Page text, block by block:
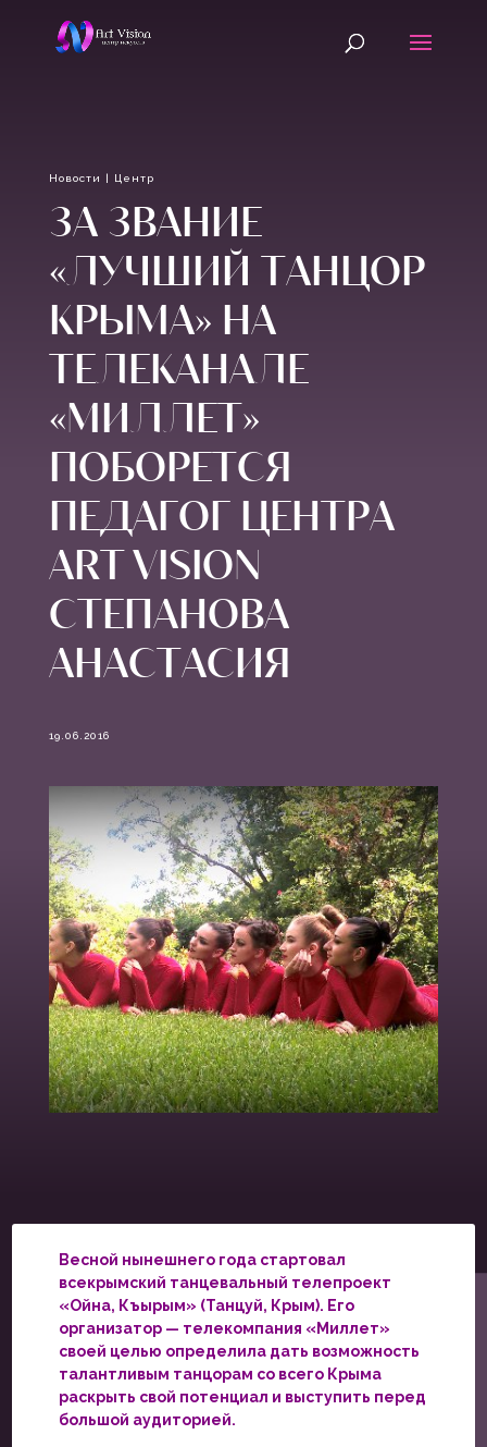
Новости | Центр
ЗА ЗВАНИЕ
«ЛУЧШИЙ ТАНЦОР
КРЫМА» НА
ТЕЛЕКАНАЛЕ
«МИЛЛЕТ»
ПОБОРЕТСЯ
ПЕДАГОГ ЦЕНТРА
ART VISION
СТЕПАНОВА
АНАСТАСИЯ
19.06.2016
Весной нынешнего года стартовал
всекрымский танцевальный телепроект
«Ойна, Къырым» (Танцуй, Крым). Его
организатор — телекомпания «Миллет»
своей целью определила дать возможность
талантливым танцорам со всего Крыма
раскрыть свой потенциал и выступить перед
большой аудиторией.